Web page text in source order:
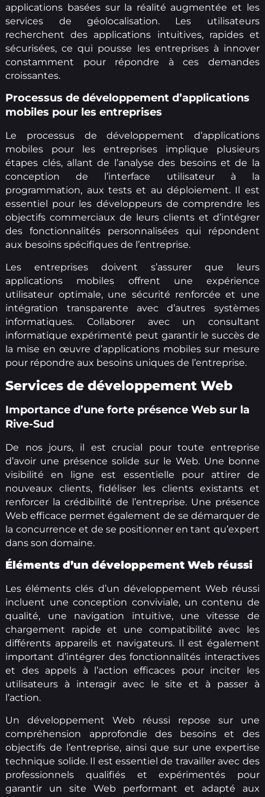
applications basées sur la réalité augmentée et les
services de géolocalisation. Les utilisateurs
recherchent des applications intuitives, rapides et
sécurisées, ce qui pousse les entreprises à innover
constamment pour répondre à ces demandes
croissantes.
Processus de développement d’applications
mobiles pour les entreprises
Le processus de développement d’applications
mobiles pour les entreprises implique plusieurs
étapes clés, allant de l’analyse des besoins et de la
conception de l’interface utilisateur à la
programmation, aux tests et au déploiement. Il est
essentiel pour les développeurs de comprendre les
objectifs commerciaux de leurs clients et d’intégrer
des fonctionnalités personnalisées qui répondent
aux besoins spécifiques de l’entreprise.
Les entreprises doivent s’assurer que leurs
applications mobiles offrent une expérience
utilisateur optimale, une sécurité renforcée et une
intégration transparente avec d’autres systèmes
informatiques. Collaborer avec un consultant
informatique expérimenté peut garantir le succès de
la mise en œuvre d’applications mobiles sur mesure
pour répondre aux besoins uniques de l’entreprise.
Services de développement Web
Importance d’une forte présence Web sur la
Rive-Sud
De nos jours, il est crucial pour toute entreprise
d’avoir une présence solide sur le Web. Une bonne
visibilité en ligne est essentielle pour attirer de
nouveaux clients, fidéliser les clients existants et
renforcer la crédibilité de l’entreprise. Une présence
Web efficace permet également de se démarquer de
la concurrence et de se positionner en tant qu’expert
dans son domaine.
Éléments d’un développement Web réussi
Les éléments clés d’un développement Web réussi
incluent une conception conviviale, un contenu de
qualité, une navigation intuitive, une vitesse de
chargement rapide et une compatibilité avec les
différents appareils et navigateurs. Il est également
important d’intégrer des fonctionnalités interactives
et des appels à l’action efficaces pour inciter les
utilisateurs à interagir avec le site et à passer à
l’action.
Un développement Web réussi repose sur une
compréhension approfondie des besoins et des
objectifs de l’entreprise, ainsi que sur une expertise
technique solide. Il est essentiel de travailler avec des
professionnels qualifiés et expérimentés pour
garantir un site Web performant et adapté aux